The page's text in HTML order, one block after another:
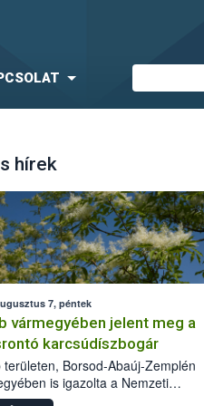
hírek
7, péntek
vármegyében jelent meg a
karcsúdíszbogár
területen, Borsod-Abaúj-Zemplén
is igazolta a Nemzeti
biztonsági Hivatal (Nébih) a